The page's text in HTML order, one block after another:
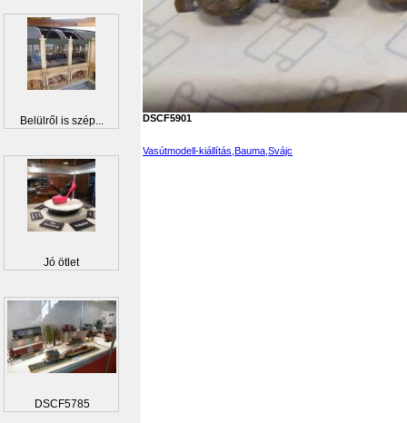
DSCF5901
Vasútmodell-kiállítás,Bauma,Svájc
Belülről is szép...
Jó ötlet
DSCF5785